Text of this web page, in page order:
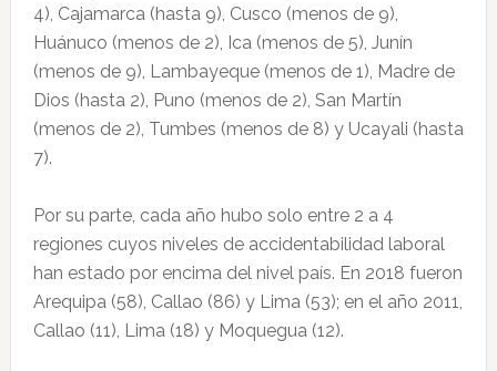
4), Cajamarca (hasta 9), Cusco (menos de 9),
Huánuco (menos de 2), Ica (menos de 5), Junín
(menos de 9), Lambayeque (menos de 1), Madre de
Dios (hasta 2), Puno (menos de 2), San Martín
(menos de 2), Tumbes (menos de 8) y Ucayali (hasta
7).
Por su parte, cada año hubo solo entre 2 a 4
regiones cuyos niveles de accidentabilidad laboral
han estado por encima del nivel país. En 2018 fueron
Arequipa (58), Callao (86) y Lima (53); en el año 2011,
Callao (11), Lima (18) y Moquegua (12).